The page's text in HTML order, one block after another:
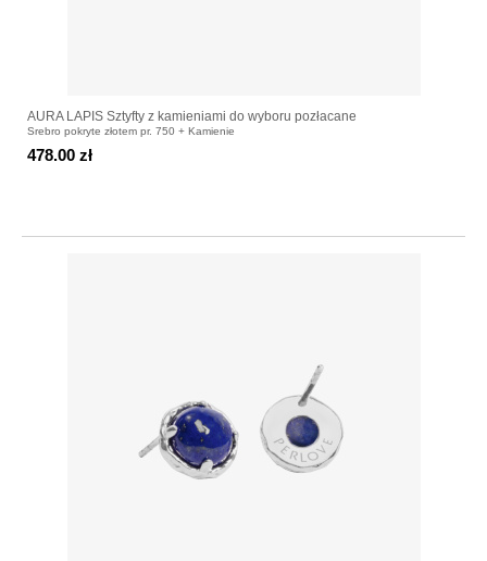
AURA LAPIS Sztyfty z kamieniami do wyboru pozłacane
Srebro pokryte złotem pr. 750 + Kamienie
478.00 zł